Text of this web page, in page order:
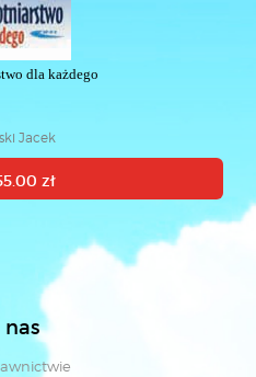
dla każdego
Jacek
zł
nas